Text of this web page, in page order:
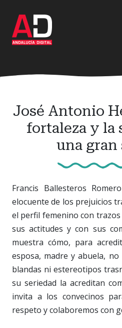
contenido
principal
José Antonio
fortaleza y la
una gran
Francis Ballesteros
elocuente de los prejuicios
el perfil femenino con
sus actitudes y con sus
muestra cómo, para
esposa, madre y abuela,
blandas ni estereotipos
su seriedad la acreditan
invita a los convecinos
respeto y colaboremos con